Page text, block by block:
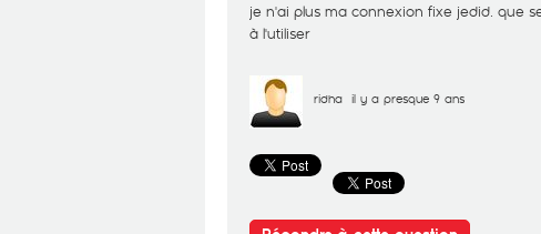
je n'ai plus ma connexion fixe jedid. que
à l'utiliser
ridha il y a presque 9 ans